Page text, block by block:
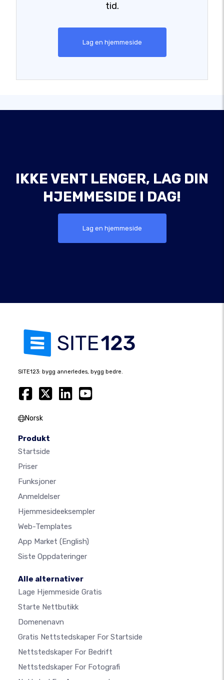
tid.
Lag en hjemmeside
IKKE VENT LENGER, LAG DIN
HJEMMESIDE I DAG!
Lag en hjemmeside
SITE123: bygg annerledes, bygg bedre.
Norsk
Produkt
Startside
Priser
Funksjoner
Anmeldelser
Hjemmesideeksempler
Web-Templates
App Market (English)
Siste Oppdateringer
Alle alternativer
Lage Hjemmeside Gratis
Starte Nettbutikk
Domenenavn
Gratis Nettstedskaper For Startside
Nettstedskaper For Bedrift
Nettstedskaper For Fotografi